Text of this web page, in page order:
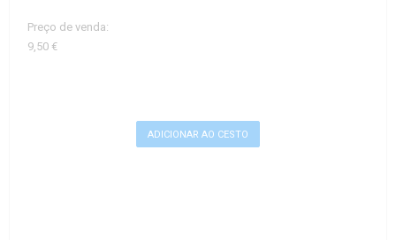
Preço de venda:
9,50 €